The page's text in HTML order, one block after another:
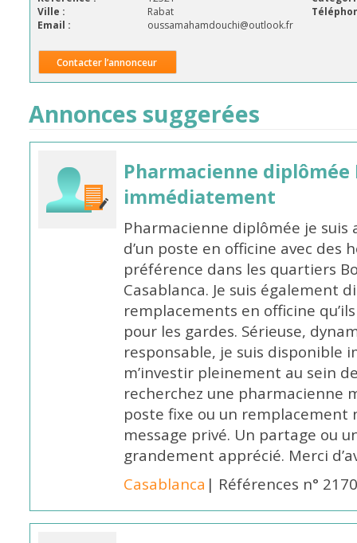
Ville :
Rabat
Email :
oussamahamdouchi@outlook.fr
Contacter l’annonceur
Annonces suggerées
Pharmacienne diplômée
immédiatement
Pharmacienne diplômée je
d’un poste en officine avec des
préférence dans les quartiers
Casablanca. Je suis également
remplacements en officine
pour les gardes. Sérieuse,
responsable, je suis
m’investir pleinement au sein
recherchez une pharmacienne
poste fixe ou un remplacement
message privé. Un partage ou
grandement apprécié. Merci
Casablanca | Références n°